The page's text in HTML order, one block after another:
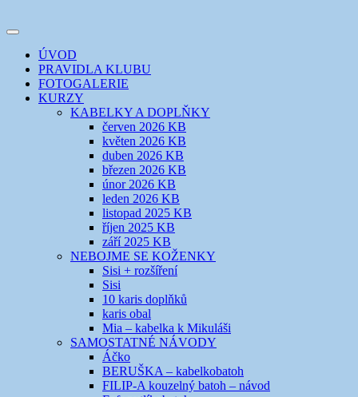
k
webuEVIKLUB
šicí klub
Toggle
navigation
ÚVOD
PRAVIDLA KLUBU
FOTOGALERIE
KURZY
KABELKY A DOPLŇKY
červen 2026 KB
květen 2026 KB
duben 2026 KB
březen 2026 KB
únor 2026 KB
leden 2026 KB
listopad 2025 KB
říjen 2025 KB
září 2025 KB
NEBOJME SE KOŽENKY
Sisi + rozšíření
Sisi
10 karis doplňků
karis obal
Mia – kabelka k Mikuláši
SAMOSTATNÉ NÁVODY
Áčko
BERUŠKA – kabelkobatoh
FILIP-A kouzelný batoh – návod